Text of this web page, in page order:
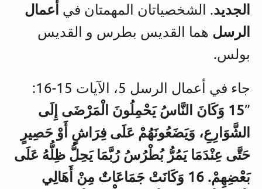
الجديد. الشخصياتان المهمتان في أعمال
الرسل هما القديس بطرس و القديس
بولس.
جاء في أعمال الرسل 5، الآيات 15-16:
”
15 وَكَانَ النَّاسُ يَحْمِلُونَ الْمَرْضَى إِلَى
الشَّوَارِعِ، وَيَضَعُونَهُمْ عَلَى فِرَاشٍ أَوْ حَصِيرٍ
حَتَّى عِنْدَمَا يَمُرُّ بُطْرُسُ رُبَّمَا يَحِلُّ ظِلُّهُ عَلَى
بَعْضِهِمْ. 16 وَكَانَتْ جَمَاعَاتٌ مِنْ أَهَالِي